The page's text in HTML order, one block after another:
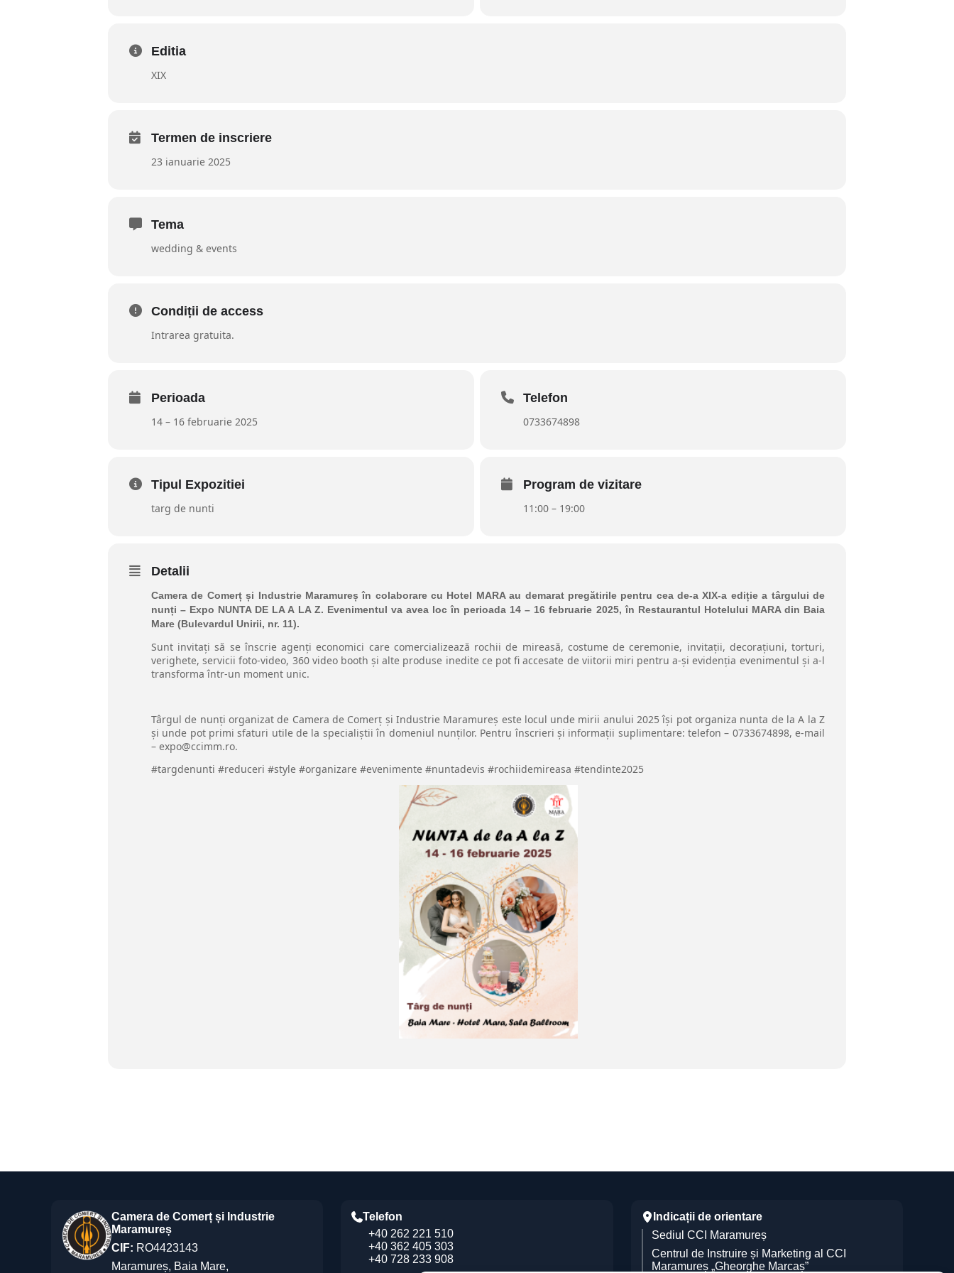
Editia
XIX
Termen de inscriere
23 ianuarie 2025
Tema
wedding & events
Condiții de access
Intrarea gratuita.
Perioada
14 – 16 februarie 2025
Telefon
0733674898
Tipul Expozitiei
targ de nunti
Program de vizitare
11:00 – 19:00
Detalii
Camera de Comerț și Industrie Maramureș în colaborare cu Hotel MARA au demarat pregătirile pentru cea de-a XIX-a ediție a târgului de
nunți – Expo NUNTA DE LA A LA Z. Evenimentul va avea loc în perioada 14 – 16 februarie 2025, în Restaurantul Hotelului MARA din Baia
Mare (Bulevardul Unirii, nr. 11).
Sunt invitați să se înscrie agenți economici care comercializează rochii de mireasă, costume de ceremonie, invitații, decorațiuni, torturi,
verighete, servicii foto-video, 360 video booth și alte produse inedite ce pot fi accesate de viitorii miri pentru a-și evidenția evenimentul și a-l
transforma într-un moment unic.
Târgul de nunți organizat de Camera de Comerț și Industrie Maramureș este locul unde mirii anului 2025 își pot organiza nunta de la A la Z
și unde pot primi sfaturi utile de la specialiștii în domeniul nunților. Pentru înscrieri și informații suplimentare: telefon – 0733674898, e-mail
– expo@ccimm.ro.
#targdenunti #reduceri #style #organizare #evenimente #nuntadevis #rochiidemireasa #tendinte2025
Camera de Comerț și Industrie
Maramureș
CIF: RO4423143
Maramureș, Baia Mare,
Telefon
+40 262 221 510
+40 362 405 303
+40 728 233 908
Indicații de orientare
Sediul CCI Maramureș
Centrul de Instruire și Marketing al CCI
Maramureș „Gheorghe Marcaș”